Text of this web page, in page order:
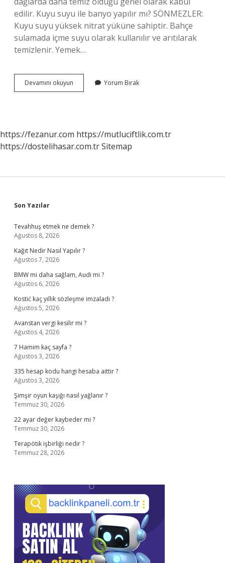
edilir. Kuyu suyu ile banyo yapılır mı? SÖNMEZLER:
Kuyu suyu yüksek nitrat yüküne sahiptir. Bahçe
sulamada içme suyu olarak kullanılır ve arıtılarak
temizlenir. Yemek…
Devamını okuyun
Suyu
Yorum Bırak
https://fezanur.com https://mutluciftlik.com.tr
https://dostelihasar.com.trSitemap
Sidebar
Son Yazılar
Tevahhuş etmek ne demek ?
Ağustos 8, 2026
Kağıt Nedir Nasıl Yapılır ?
Ağustos 7, 2026
BMW mi daha sağlam, Audi mi ?
Ağustos 6, 2026
Kostić kaç yıllık sözleşme imzaladı ?
Ağustos 5, 2026
Avanstan vergi kesilir mi ?
Ağustos 4, 2026
7 Hamim kaç sayfa ?
Ağustos 3, 2026
335 hesap kodu hangi hesaba aittir ?
Ağustos 3, 2026
Şimşir oyun kaşığı nasıl yağlanır ?
Temmuz 30, 2026
22 ayar değer kaybeder mi ?
Temmuz 30, 2026
Terapötik işbirliği nedir ?
Temmuz 28, 2026